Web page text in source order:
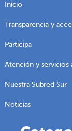
Inicio
Transparencia y
Participa
Atención y servicios
Nuestra Subred Sur
Noticias